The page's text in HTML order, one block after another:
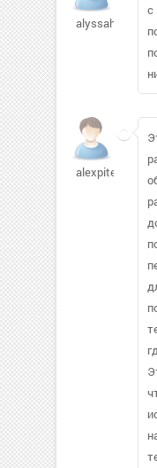
alyssahume
alexpiter989